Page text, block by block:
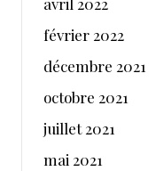
février 2022
décembre 2021
octobre 2021
juillet 2021
mai 2021